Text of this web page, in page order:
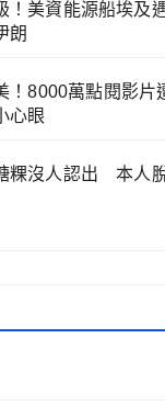
！美資能源船埃
朗
！8000萬點閱影片
心眼
粿沒人認出 本人